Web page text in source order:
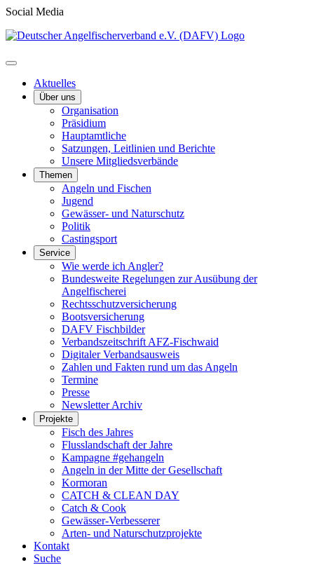
Social Media
Aktuelles
Über uns
Organisation
Präsidium
Hauptamtliche
Satzungen, Leitlinien und Berichte
Unsere Mitgliedsverbände
Themen
Angeln und Fischen
Jugend
Gewässer- und Naturschutz
Politik
Castingsport
Service
Wie werde ich Angler?
Bundesweite Regelungen zur Ausübung der
Angelfischerei
Rechtsschutzversicherung
Bootsversicherung
DAFV Fischbilder
Verbandszeitschrift AFZ-Fischwaid
Digitaler Verbandsausweis
Zahlen und Fakten rund um das Angeln
Termine
Presse
Newsletter Archiv
Projekte
Fisch des Jahres
Flusslandschaft der Jahre
Kampagne #gehangeln
Angeln in der Mitte der Gesellschaft
Kormoran
CATCH & CLEAN DAY
Catch & Cook
Gewässer-Verbesserer
Arten- und Naturschutzprojekte
Kontakt
Suche